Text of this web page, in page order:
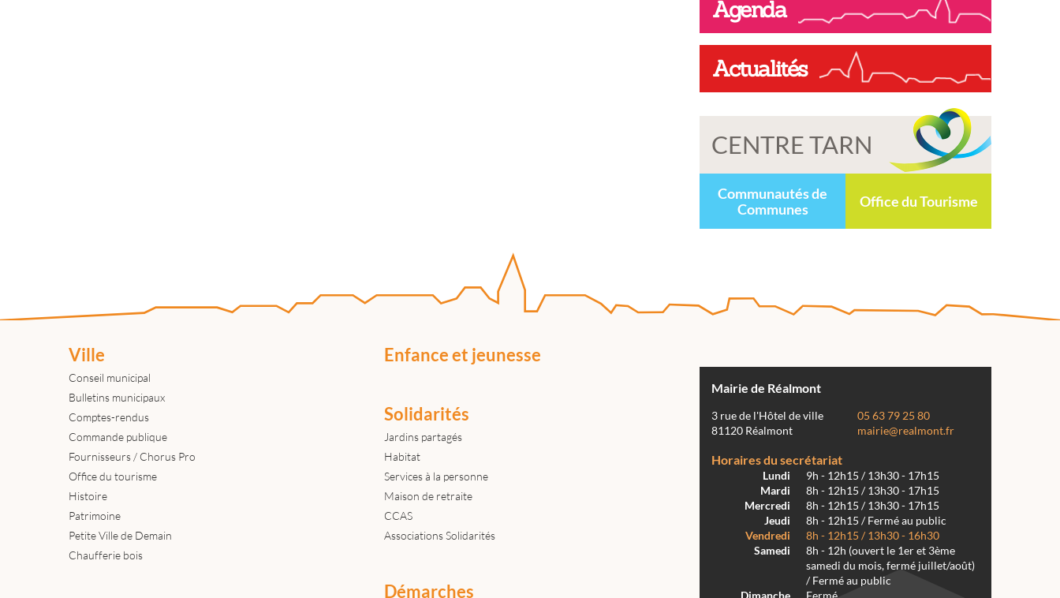
Agenda
Actualités
CENTRE TARN
Communautés de
Communes
Office du Tourisme
Ville
Conseil municipal
Bulletins municipaux
Comptes-rendus
Commande publique
Fournisseurs / Chorus Pro
Office du tourisme
Histoire
Patrimoine
Petite Ville de Demain
Chaufferie bois
Enfance et jeunesse
Solidarités
Jardins partagés
Habitat
Services à la personne
Maison de retraite
CCAS
Associations Solidarités
Démarches
Mairie de Réalmont
3 rue de l'Hôtel de ville
81120 Réalmont
05 63 79 25 80
mairie@realmont.fr
Horaires du secrétariat
Lundi
9h - 12h15 / 13h30 - 17h15
Mardi
8h - 12h15 / 13h30 - 17h15
Mercredi
8h - 12h15 / 13h30 - 17h15
Jeudi
8h - 12h15 / Fermé au public
Vendredi
8h - 12h15 / 13h30 - 16h30
Samedi
8h - 12h (ouvert le 1er et 3ème
samedi du mois, fermé juillet/août)
/ Fermé au public
Dimanche
Fermé